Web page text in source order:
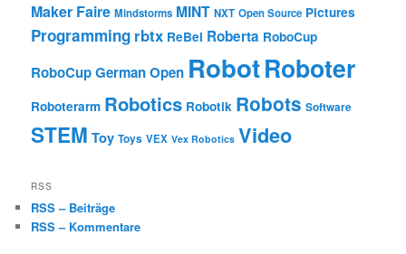
Maker Faire Mindstorms MINT NXT Open Source Pictures
Programming rbtx ReBel Roberta RoboCup
RoboCup German Open RobotRoboter
Roboterarm Robotics Robotik Robots Software
STEM Toy Toys VEX Vex Robotics Video
RSS
RSS – Beiträge
RSS – Kommentare